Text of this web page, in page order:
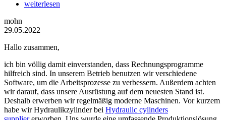
weiterlesen
mohn
29.05.2022
Hallo zusammen,
ich bin völlig damit einverstanden, dass Rechnungsprogramme
hilfreich sind. In unserem Betrieb benutzen wir verschiedene
Software, um die Arbeitsprozesse zu verbessern. Außerdem achten
wir darauf, dass unsere Ausrüstung auf dem neuesten Stand ist.
Deshalb erwerben wir regelmäßig moderne Maschinen. Vor kurzem
habe wir Hydraulikzylinder bei Hydraulic cylinders